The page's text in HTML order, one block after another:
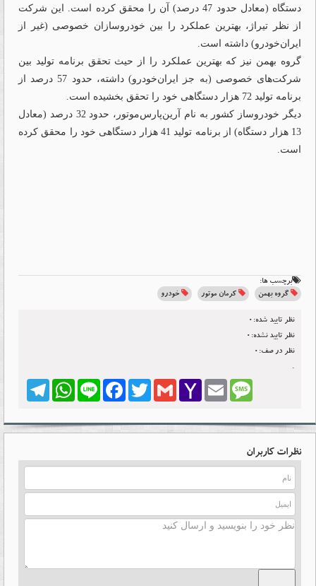
دستگاه (معادل حدود 47 درصد) آن را محقق کرده است. این شرکت
از نظر تیراژ، بهترین عملکرد را بین خودروسازان خصوصی (غیر از
ایران‌خودرو) داشته است.
گروه بهمن نیز که بهترین عملکرد را از حیث تحقق برنامه تولید بین
شرکت‌های خصوصی (به جز ایران‌خودرو) داشته، حدود 57 درصد از
برنامه تولید 72 هزار دستگاهی خود را تحقق بخشیده است.
دیگر خودروساز کشور به نام آرین‌پارس‌موتور، حدود 32 درصد (معادل
13 هزار دستگاه) از برنامه تولید 41 هزار دستگاهی خود را محقق کرده
است.
برچسب ها:
گروه بهمن
کرمان موتور خودرو
نظر تایید شده:0
نظر تایید نشده:0
نظر در صف:0
TelegramWhatsApp LineFacebook Twitter Gmail
Yahoo
Email Message
نظرات کاربران